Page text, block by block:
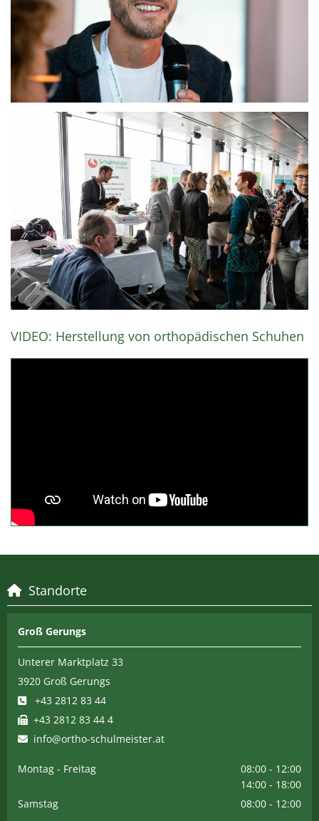
VIDEO: Herstellung von orthopädischen Schuhen
Standorte
Groß Gerungs
Unterer Marktplatz 33
3920 Groß Gerungs
 +43 2812 83 44
 +43 2812 83 44 4
 info@ortho-schulmeister.at
Montag - Freitag
08:00 - 12:00
14:00 - 18:00
Samstag
08:00 - 12:00